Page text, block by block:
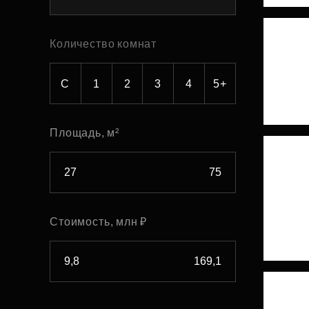
Рефинансирование
Количество комнат
С 1 2 3 4 5+
Площадь, м²
Стоимость, млн ₽